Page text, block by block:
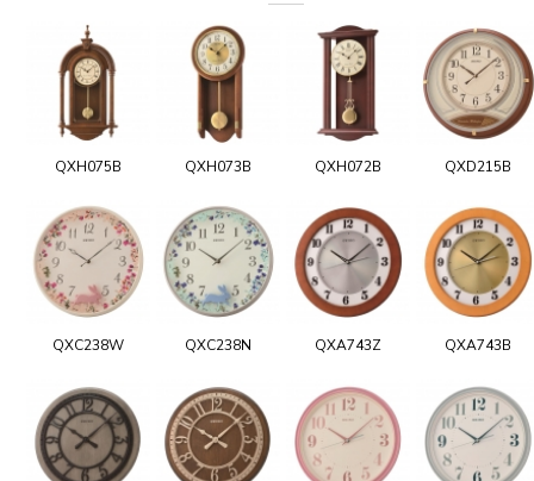
QXH075B QXH073B QXH072B QXD215B
QXC238W QXC238N QXA743Z QXA743B